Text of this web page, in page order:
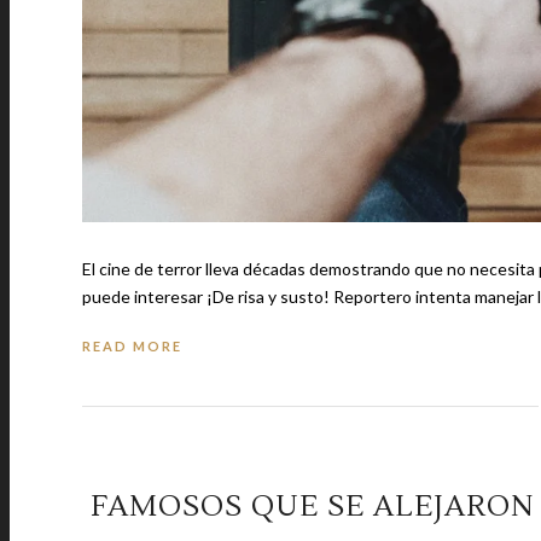
El cine de terror lleva décadas demostrando que no
puede interesar ¡De risa y susto! Reportero intenta
READ MORE
FAMOSOS QUE SE